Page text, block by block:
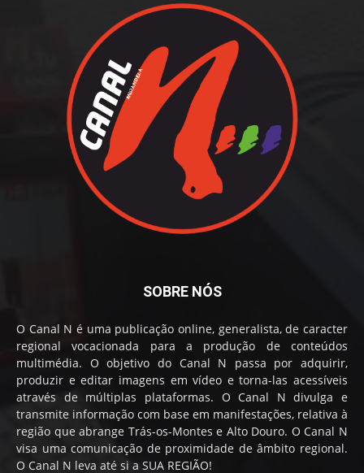
SOBRE NÓS
O Canal N é uma publicação online, generalista, de caracter
regional vocacionada para a produção de conteúdos
multimédia. O objetivo do Canal N passa por adquirir,
produzir e editar imagens em vídeo e torna-las acessíveis
através de múltiplas plataformas. O Canal N divulga e
transmite informação com base em manifestações, relativa à
região que abrange Trás-os-Montes e Alto Douro. O Canal N
visa uma comunicação de proximidade de âmbito regional.
O Canal N leva até si a SUA REGIÃO!